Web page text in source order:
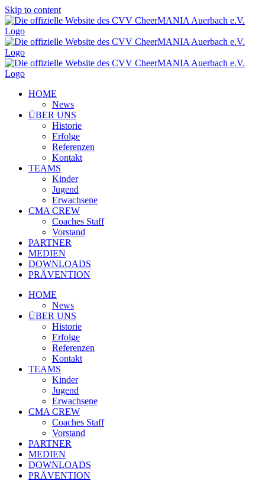
Skip to content
HOME
News
ÜBER UNS
Historie
Erfolge
Referenzen
Kontakt
TEAMS
Kinder
Jugend
Erwachsene
CMA CREW
Coaches Staff
Vorstand
PARTNER
MEDIEN
DOWNLOADS
PRÄVENTION
HOME
News
ÜBER UNS
Historie
Erfolge
Referenzen
Kontakt
TEAMS
Kinder
Jugend
Erwachsene
CMA CREW
Coaches Staff
Vorstand
PARTNER
MEDIEN
DOWNLOADS
PRÄVENTION